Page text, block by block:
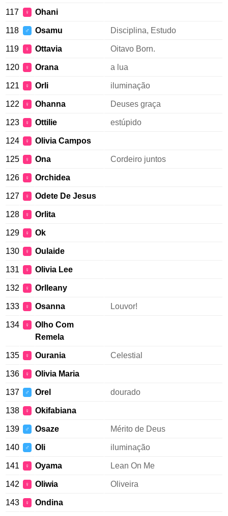
117 ♀ Ohani
118 ♂ Osamu Disciplina, Estudo
119 ♀ Ottavia Oitavo Born.
120 ♀ Orana a lua
121 ♀ Orli iluminação
122 ♀ Ohanna Deuses graça
123 ♀ Ottilie estúpido
124 ♀ Olivia Campos
125 ♀ Ona Cordeiro juntos
126 ♀ Orchidea
127 ♀ Odete De Jesus
128 ♀ Orlita
129 ♀ Ok
130 ♀ Oulaide
131 ♀ Olivia Lee
132 ♀ Orlleany
133 ♀ Osanna Louvor!
134 ♀
Olho Com
Remela
135 ♀ Ourania Celestial
136 ♀ Olivia Maria
137 ♂ Orel dourado
138 ♀ Okifabiana
139 ♂ Osaze Mérito de Deus
140 ♂ Oli iluminação
141 ♀ Oyama Lean On Me
142 ♀ Oliwia Oliveira
143 ♀ Ondina